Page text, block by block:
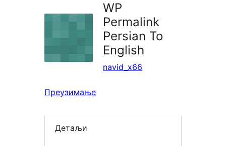
WP
Permalink
Persian To
English
navid_x66
Преузимање
Детаљи